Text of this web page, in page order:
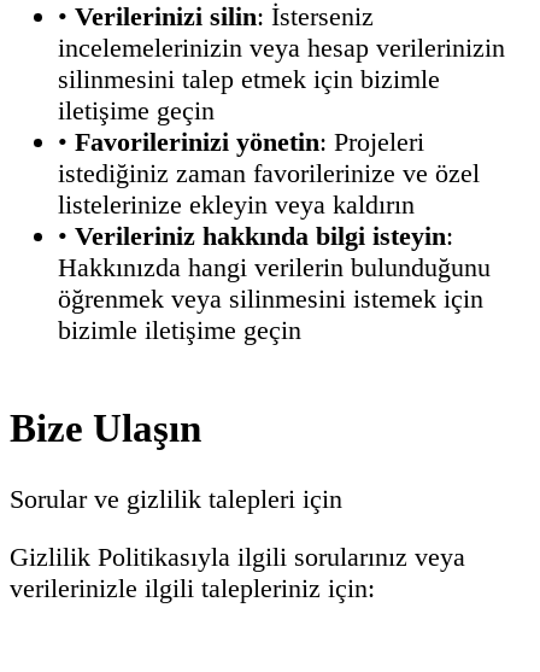
• Verilerinizi silin: İsterseniz
incelemelerinizin veya hesap verilerinizin
silinmesini talep etmek için bizimle
iletişime geçin
• Favorilerinizi yönetin: Projeleri
istediğiniz zaman favorilerinize ve özel
listelerinize ekleyin veya kaldırın
• Verileriniz hakkında bilgi isteyin:
Hakkınızda hangi verilerin bulunduğunu
öğrenmek veya silinmesini istemek için
bizimle iletişime geçin
Bize Ulaşın
Sorular ve gizlilik talepleri için
Gizlilik Politikasıyla ilgili sorularınız veya
verilerinizle ilgili talepleriniz için: